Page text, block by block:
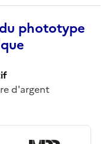
phototype
d'argent